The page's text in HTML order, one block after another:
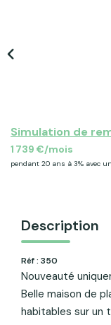
Simulation de
1 739 €/mois
pendant 20 ans à 3% avec
Description
Réf : 350
Nouveauté
Belle maison de
habitables sur un